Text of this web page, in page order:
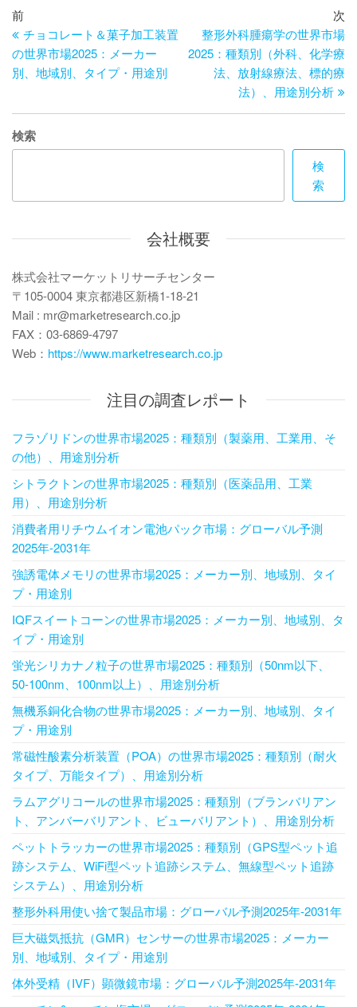
投
稿
ナ
ゲ
ー
ョ
過
去
の
投
前
チョコレート＆菓子加工装置
の世界市場2025：メーカー
別、地域別、タイプ・用途別
の
次
整形外科腫瘍学の世界市場
2025：種類別（外科、化学療
法、放射線療法、標的療
法）、用途別分析
検索
検
索
会社概要
株式会社マーケットリサーチセンター
〒105-0004 東京都港区新橋1-18-21
Mail : mr@marketresearch.co.jp
FAX：03-6869-4797
Web： https://www.marketresearch.co.jp
注目の調査レポート
フラゾリドンの世界市場2025：種類別（製薬用、工業用、そ
の他）、用途別分析
シトラクトンの世界市場2025：種類別（医薬品用、工業
用）、用途別分析
消費者用リチウムイオン電池パック市場：グローバル予測
2025年-2031年
強誘電体メモリの世界市場2025：メーカー別、地域別、タイ
プ・用途別
IQFスイートコーンの世界市場2025：メーカー別、地域別、タ
イプ・用途別
蛍光シリカナノ粒子の世界市場2025：種類別（50nm以下、
50-100nm、100nm以上）、用途別分析
無機系銅化合物の世界市場2025：メーカー別、地域別、タイ
プ・用途別
常磁性酸素分析装置（POA）の世界市場2025：種類別（耐火
タイプ、万能タイプ）、用途別分析
ラムアグリコールの世界市場2025：種類別（ブランバリアン
ト、アンバーバリアント、ビューバリアント）、用途別分析
ペットトラッカーの世界市場2025：種類別（GPS型ペット追
跡システム、WiFi型ペット追跡システム、無線型ペット追跡
システム）、用途別分析
整形外科用使い捨て製品市場：グローバル予測2025年-2031年
巨大磁気抵抗（GMR）センサーの世界市場2025：メーカー
別、地域別、タイプ・用途別
体外受精（IVF）顕微鏡市場：グローバル予測2025年-2031年